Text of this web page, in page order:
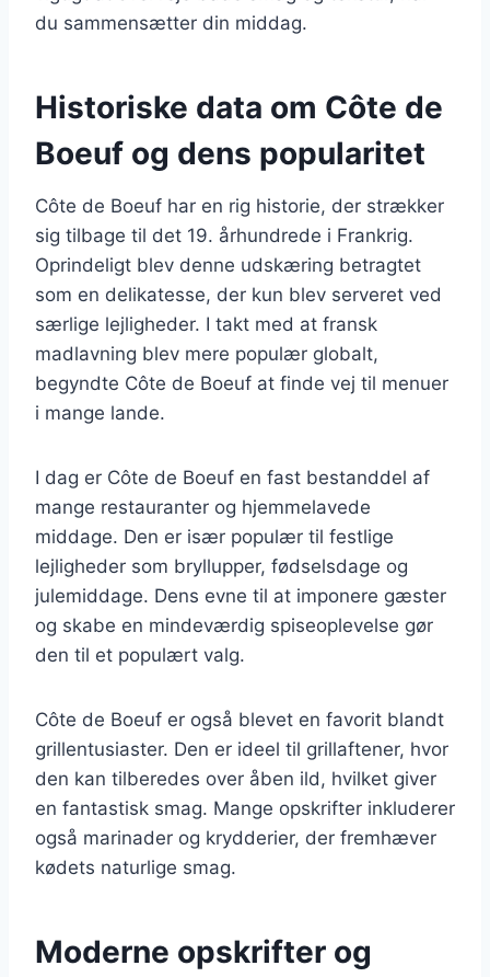
du sammensætter din middag.
Historiske data om Côte de
Boeuf og dens popularitet
Côte de Boeuf har en rig historie, der strækker
sig tilbage til det 19. århundrede i Frankrig.
Oprindeligt blev denne udskæring betragtet
som en delikatesse, der kun blev serveret ved
særlige lejligheder. I takt med at fransk
madlavning blev mere populær globalt,
begyndte Côte de Boeuf at finde vej til menuer
i mange lande.
I dag er Côte de Boeuf en fast bestanddel af
mange restauranter og hjemmelavede
middage. Den er især populær til festlige
lejligheder som bryllupper, fødselsdage og
julemiddage. Dens evne til at imponere gæster
og skabe en mindeværdig spiseoplevelse gør
den til et populært valg.
Côte de Boeuf er også blevet en favorit blandt
grillentusiaster. Den er ideel til grillaftener, hvor
den kan tilberedes over åben ild, hvilket giver
en fantastisk smag. Mange opskrifter inkluderer
også marinader og krydderier, der fremhæver
kødets naturlige smag.
Moderne opskrifter og